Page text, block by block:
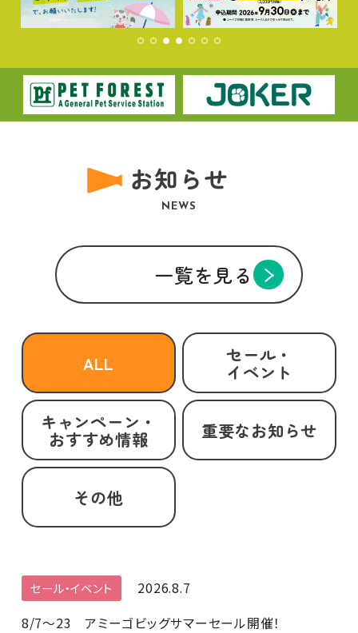
お知らせ
NEWS
一覧を見る
ALL セール・
イベント
キャンペーン・
おすすめ情報 重要なお知らせ
その他
セール・イベント
2026.8.7
8/7～23 アミーゴビッグサマーセール開催！